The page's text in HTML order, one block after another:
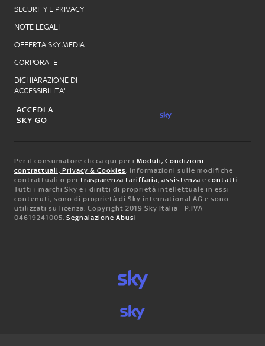
SECURITY E PRIVACY
NOTE LEGALI
OFFERTA SKY MEDIA
CORPORATE
DICHIARAZIONE DI
ACCESSIBILITA'
ACCEDI A
SKY GO
Per il consumatore clicca qui per i Moduli, Condizioni
contrattuali, Privacy & Cookies, informazioni sulle modifiche
contrattuali o per trasparenza tariffaria, assistenza e contatti.
Tutti i marchi Sky e i diritti di proprietà intellettuale in essi
contenuti, sono di proprietà di Sky international AG e sono
utilizzati su licenza. Copyright 2019 Sky Italia - P.IVA
04619241005. Segnalazione Abusi